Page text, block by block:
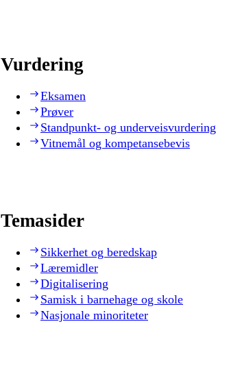
Vurdering
Eksamen
Prøver
Standpunkt- og underveisvurdering
Vitnemål og kompetansebevis
Temasider
Sikkerhet og beredskap
Læremidler
Digitalisering
Samisk i barnehage og skole
Nasjonale minoriteter